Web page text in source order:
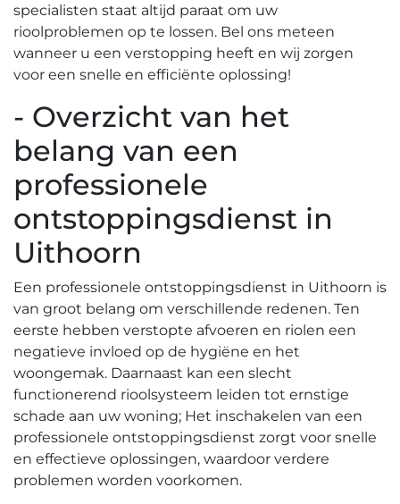
specialisten staat altijd paraat om uw
rioolproblemen op te lossen.​ Bel ons meteen
wanneer u een verstopping heeft en wij zorgen
voor een snelle en efficiënte oplossing!​
- Overzicht van het
belang van een
professionele
ontstoppingsdienst in
Uithoorn
Een professionele ontstoppingsdienst in Uithoorn is
van groot belang om verschillende redenen.​ Ten
eerste hebben verstopte afvoeren en riolen een
negatieve invloed op de hygiëne en het
woongemak.​ Daarnaast kan een slecht
functionerend rioolsysteem leiden tot ernstige
schade aan uw woning; Het inschakelen van een
professionele ontstoppingsdienst zorgt voor snelle
en effectieve oplossingen, waardoor verdere
problemen worden voorkomen.